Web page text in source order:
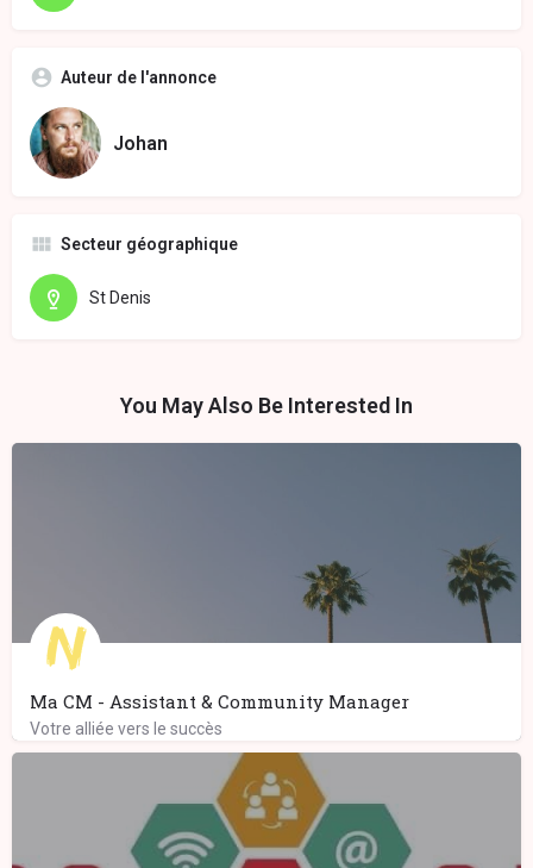
Auteur de l'annonce
Johan
Secteur géographique
St Denis
You May Also Be Interested In
Ma CM - Assistant & Community Manager
Votre alliée vers le succès